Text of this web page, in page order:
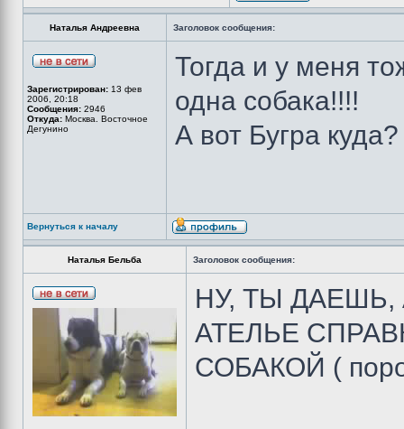
Наталья Андреевна Заголовок сообщения:
Зарегистрирован: 13 фев
2006, 20:18
Сообщения: 2946
Откуда: Москва. Восточное
Дегунино
Тогда и у меня
одна собака!!!!
А вот Бугра куда?
Вернуться к началу
Наталья Бельба Заголовок сообщения:
НУ, ТЫ
АТЕЛЬЕ
СОБАКОЙ (